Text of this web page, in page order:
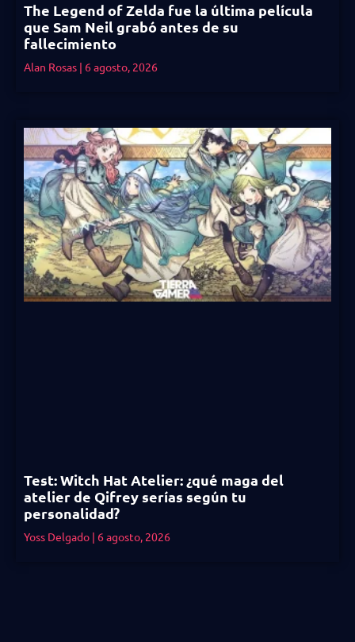
The Legend of Zelda fue la última película
que Sam Neil grabó antes de su
fallecimiento
Alan Rosas 6 agosto, 2026
Test: Witch Hat Atelier: ¿qué maga del
atelier de Qifrey serías según tu
personalidad?
Yoss Delgado 6 agosto, 2026